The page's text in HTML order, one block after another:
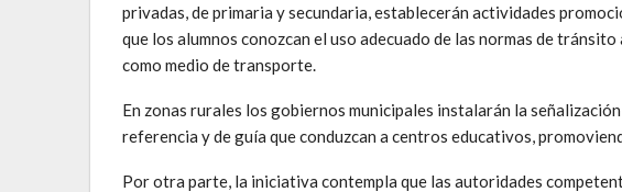
privadas, de primaria y secundaria, establecerán actividades
que los alumnos conozcan el uso adecuado de las normas de
como medio de transporte.
En zonas rurales los gobiernos municipales instalarán la
referencia y de guía que conduzcan a centros educativos,
Por otra parte, la iniciativa contempla que las autoridades